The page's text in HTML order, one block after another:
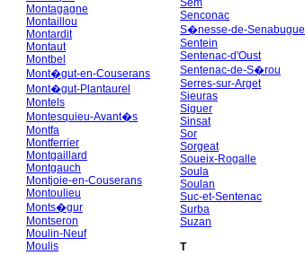
Montagagne
Montaillou
Montardit
Montaut
Montbel
Mont�gut-en-Couserans
Mont�gut-Plantaurel
Montels
Montesquieu-Avant�s
Montfa
Montferrier
Montgaillard
Montgauch
Montjoie-en-Couserans
Montoulieu
Monts�gur
Montseron
Moulin-Neuf
Moulis
Sem
Senconac
S�nesse-de-Senabugue
Sentein
Sentenac-d'Oust
Sentenac-de-S�rou
Serres-sur-Arget
Sieuras
Siguer
Sinsat
Sor
Sorgeat
Soueix-Rogalle
Soula
Soulan
Suc-et-Sentenac
Surba
Suzan
T